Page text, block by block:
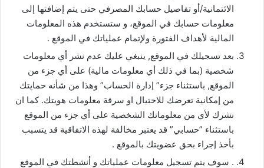
الائتمانية/أو تفاصيل حسابك المصرفي حتى يتم إضافتها إلى
معلومات حسابك في الموقع، و ستستخدم هذه المعلومات
المالية لأهداف الفتورة ولإتمام عملياتك في الموقع .
بعد تسجيلك في الموقع, ينبغي عليك عدم نشر أي معلومات
شخصية (بما في ذلك أي معلومات مالية) على أي جزء من
الموقع, باستثناء جزء” إدارة الحساب” وهذا من شأنه حمايتك
من إمكانية تعرضك للاحتيال او سرقة معلومات هويتك. كما ان
نشرك لأي من معلوماتك الشخصية على أي جزء من الموقع
باستثناء ”حسابي” قد يعتبر مخالفة لهذه الاتفاقية قد يتسبب
بأخذ إجراء بحق عضويتك بالموقع .
. سوف يتم تسجيل معلومات عملياتك و أنشطتك في الموقع